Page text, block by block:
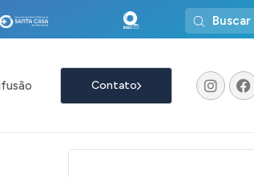
Buscar
Contato